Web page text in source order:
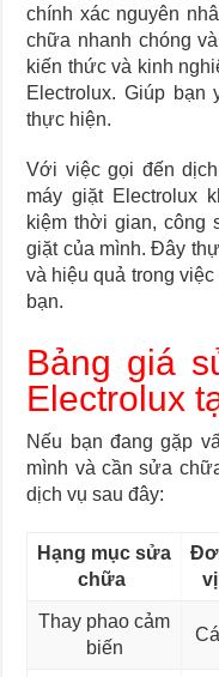
chính xác nguyên
chữa nhanh chóng
kiến thức và kinh
Electrolux. Giúp
thực hiện.
Với việc gọi đến
máy giặt Electrolux
kiệm thời gian, công
giặt của mình. Đây
và hiệu quả trong
bạn.
Bảng giá
Electrolux
Nếu bạn đang gặp
mình và cần sửa
dịch vụ sau đây:
Hạng mục sửa
chữa
vị
Thay phao cảm
biến